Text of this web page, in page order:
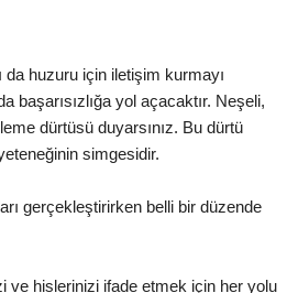
huzuru için iletişim kurmayı
başarısızlığa yol açacaktır. Neşeli,
dürtüsü duyarsınız. Bu dürtü
simgesidir.
gerçekleştirirken belli bir düzende
ve hislerinizi ifade etmek için her yolu